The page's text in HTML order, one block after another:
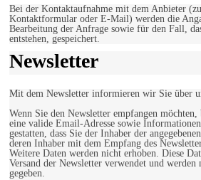
Bei der Kontaktaufnahme mit dem Anbieter
Kontaktformular oder E-Mail) werden die
Bearbeitung der Anfrage sowie für den Fall,
entstehen, gespeichert.
Newsletter
Mit dem Newsletter informieren wir Sie über
Wenn Sie den Newsletter empfangen
eine valide Email-Adresse sowie
gestatten, dass Sie der Inhaber der
deren Inhaber mit dem Empfang des
Weitere Daten werden nicht erhoben. Diese
Versand der Newsletter verwendet und
gegeben.